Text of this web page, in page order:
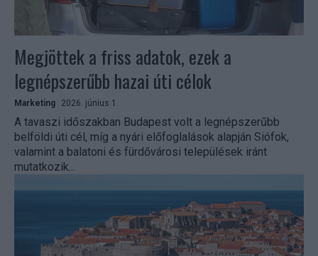
Megjöttek a friss adatok, ezek a
legnépszerűbb hazai úti célok
Marketing 2026. június 1.
A tavaszi időszakban Budapest volt a legnépszerűbb
belföldi úti cél, míg a nyári előfoglalások alapján Siófok,
valamint a balatoni és fürdővárosi települések iránt
mutatkozik...